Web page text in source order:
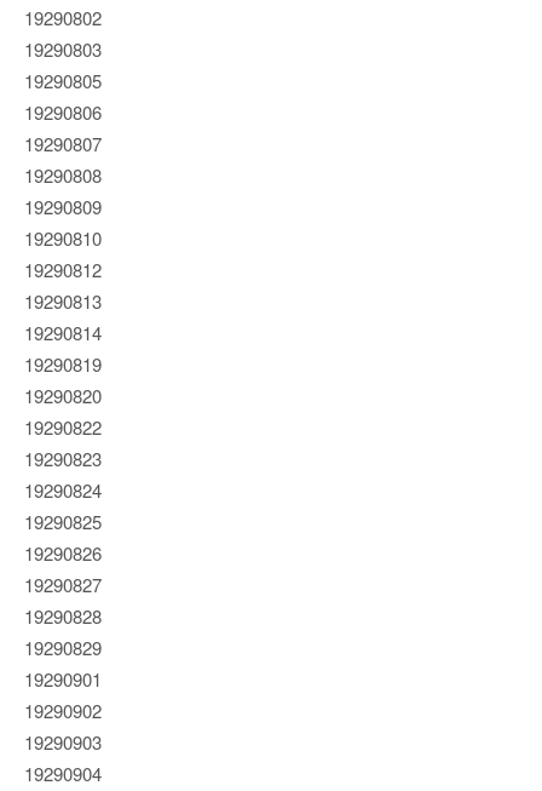
19290802
19290803
19290805
19290806
19290807
19290808
19290809
19290810
19290812
19290813
19290814
19290819
19290820
19290822
19290823
19290824
19290825
19290826
19290827
19290828
19290829
19290901
19290902
19290903
19290904